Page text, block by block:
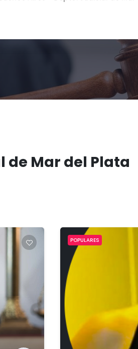
de Mar del Plata
POPULARES